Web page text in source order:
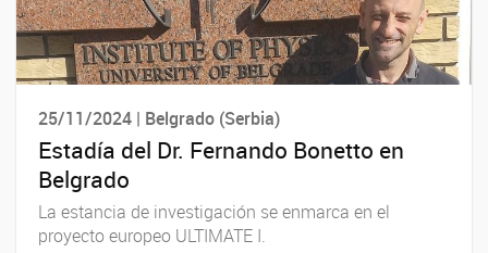
25/11/2024 | Belgrado (Serbia)
Estadía del Dr. Fernando Bonetto en
Belgrado
La estancia de investigación se enmarca en el
proyecto europeo ULTIMATE I.